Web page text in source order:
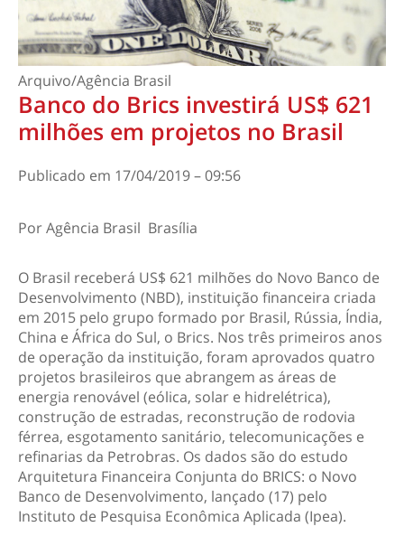
Arquivo/Agência Brasil
Banco do Brics investirá US$ 621
milhões em projetos no Brasil
Publicado em 17/04/2019 – 09:56
PorAgência Brasil Brasília
O Brasil receberá US$ 621 milhões do Novo Banco de
Desenvolvimento (NBD), instituição financeira criada
em 2015 pelo grupo formado por Brasil, Rússia, Índia,
China e África do Sul, o Brics. Nos três primeiros anos
de operação da instituição, foram aprovados quatro
projetos brasileiros que abrangem as áreas de
energia renovável (eólica, solar e hidrelétrica),
construção de estradas, reconstrução de rodovia
férrea, esgotamento sanitário, telecomunicações e
refinarias da Petrobras. Os dados são do estudo
Arquitetura Financeira Conjunta do BRICS: o Novo
Banco de Desenvolvimento, lançado (17) pelo
Instituto de Pesquisa Econômica Aplicada (Ipea).